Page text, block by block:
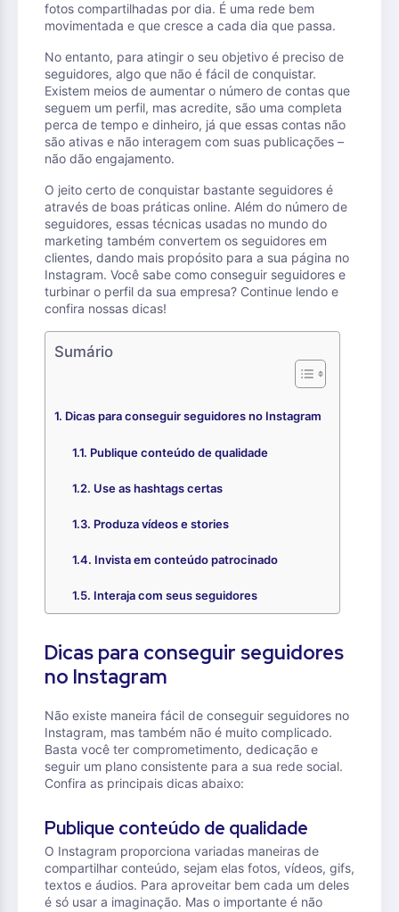
fotos compartilhadas por dia. É uma rede bem
movimentada e que cresce a cada dia que passa.
No entanto, para atingir o seu objetivo é preciso de
seguidores, algo que não é fácil de conquistar.
Existem meios de aumentar o número de contas que
seguem um perfil, mas acredite, são uma completa
perca de tempo e dinheiro, já que essas contas não
são ativas e não interagem com suas publicações –
não dão engajamento.
O jeito certo de conquistar bastante seguidores é
através de boas práticas online. Além do número de
seguidores, essas técnicas usadas no mundo do
marketing também convertem os seguidores em
clientes, dando mais propósito para a sua página no
Instagram. Você sabe como conseguir seguidores e
turbinar o perfil da sua empresa? Continue lendo e
confira nossas dicas!
Sumário
Dicas para conseguir seguidores no Instagram
Publique conteúdo de qualidade
Use as hashtags certas
Produza vídeos e stories
Invista em conteúdo patrocinado
Interaja com seus seguidores
Dicas para conseguir seguidores
no Instagram
Não existe maneira fácil de conseguir seguidores no
Instagram, mas também não é muito complicado.
Basta você ter comprometimento, dedicação e
seguir um plano consistente para a sua rede social.
Confira as principais dicas abaixo:
Publique conteúdo de qualidade
O Instagram proporciona variadas maneiras de
compartilhar conteúdo, sejam elas fotos, vídeos, gifs,
textos e áudios. Para aproveitar bem cada um deles
é só usar a imaginação. Mas o importante é não